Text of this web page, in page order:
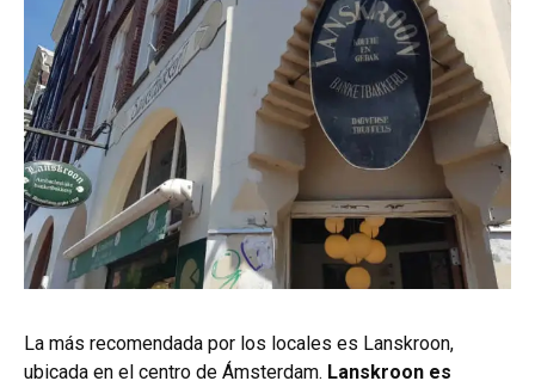
La más recomendada por los locales es Lanskroon,
ubicada en el centro de Ámsterdam. Lanskroon es